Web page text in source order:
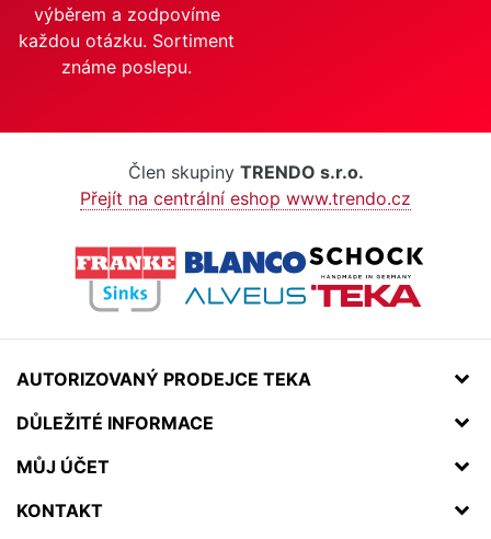
výběrem a zodpovíme
každou otázku. Sortiment
známe poslepu.
Člen skupiny TRENDO s.r.o.
Přejít na centrální eshop www.trendo.cz
AUTORIZOVANÝ PRODEJCE TEKA
DŮLEŽITÉ INFORMACE
MŮJ ÚČET
KONTAKT